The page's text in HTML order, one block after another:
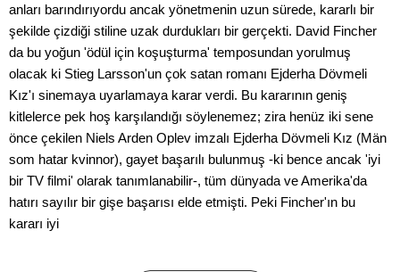
anları barındırıyordu ancak yönetmenin uzun sürede, kararlı bir
şekilde çizdiği stiline uzak durdukları bir gerçekti. David Fincher
da bu yoğun 'ödül için koşuşturma' temposundan yorulmuş
olacak ki Stieg Larsson'un çok satan romanı Ejderha Dövmeli
Kız'ı sinemaya uyarlamaya karar verdi. Bu kararının geniş
kitlelerce pek hoş karşılandığı söylenemez; zira henüz iki sene
önce çekilen Niels Arden Oplev imzalı Ejderha Dövmeli Kız (Män
som hatar kvinnor), gayet başarılı bulunmuş -ki bence ancak 'iyi
bir TV filmi' olarak tanımlanabilir-, tüm dünyada ve Amerika'da
hatırı sayılır bir gişe başarısı elde etmişti. Peki Fincher'ın bu
kararı iyi